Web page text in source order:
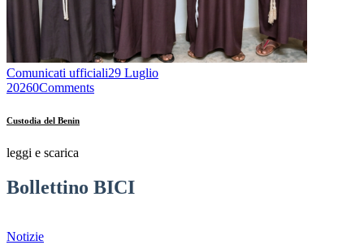
Comunicati ufficiali29 Luglio
20260Comments
Custodia del Benin
leggi e scarica
Bollettino BICI
Notizie